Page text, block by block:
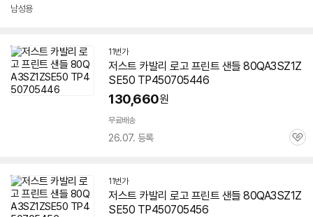
남성용
11번가
저스트 카발리 로고 프린트 샌들 80QA3SZ1Z
SE50 TP450705446
130,660원
무료배송
26.07. 등록
관
11번가
저스트 카발리 로고 프린트 샌들 80QA3SZ1Z
SE50 TP450705456